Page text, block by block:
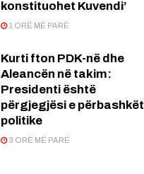
konstituohet Kuvendi’
1 ORË MË PARË
Kurti fton PDK-në dhe
Aleancën në takim:
Presidenti është
përgjegjësi e përbashkët
politike
3 ORË MË PARË